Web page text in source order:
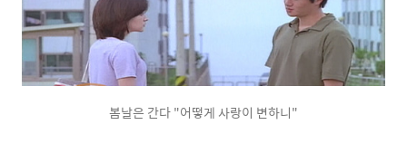
봄날은 간다 "어떻게 사랑이 변하니"